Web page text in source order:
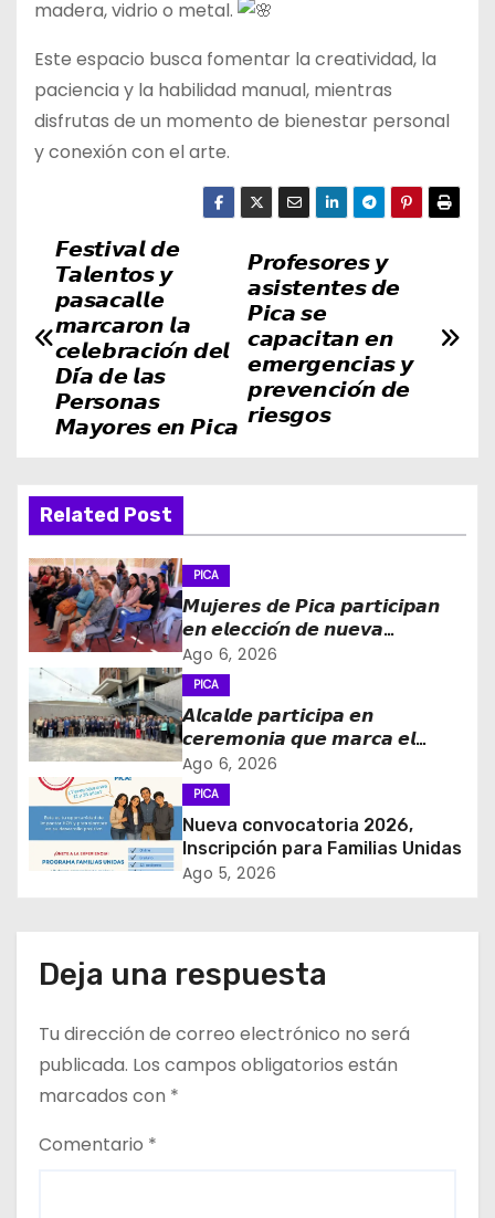
madera, vidrio o metal.
Este espacio busca fomentar la creatividad, la
paciencia y la habilidad manual, mientras
disfrutas de un momento de bienestar personal
y conexión con el arte.
N
v
a
c
i
ó
n
d
e
e
n
r
d
a
s
𝙋𝙧𝙤𝙛𝙚𝙨𝙤𝙧𝙚𝙨 𝙮
𝙖𝙨𝙞𝙨𝙩𝙚𝙣𝙩𝙚𝙨 𝙙𝙚
𝙋𝙞𝙘𝙖 𝙨𝙚
𝙘𝙖𝙥𝙖𝙘𝙞𝙩𝙖𝙣 𝙚𝙣
𝙚𝙢𝙚𝙧𝙜𝙚𝙣𝙘𝙞𝙖𝙨 𝙮
𝙥𝙧𝙚𝙫𝙚𝙣𝙘𝙞𝙤́𝙣 𝙙𝙚
𝙧𝙞𝙚𝙨𝙜𝙤𝙨
𝙁𝙚𝙨𝙩𝙞𝙫𝙖𝙡 𝙙𝙚
𝙏𝙖𝙡𝙚𝙣𝙩𝙤𝙨 𝙮
𝙥𝙖𝙨𝙖𝙘𝙖𝙡𝙡𝙚
𝙢𝙖𝙧𝙘𝙖𝙧𝙤𝙣 𝙡𝙖
𝙘𝙚𝙡𝙚𝙗𝙧𝙖𝙘𝙞𝙤́𝙣 𝙙𝙚𝙡
𝘿𝙞́𝙖 𝙙𝙚 𝙡𝙖𝙨
𝙋𝙚𝙧𝙨𝙤𝙣𝙖𝙨
𝙈𝙖𝙮𝙤𝙧𝙚𝙨 𝙚𝙣 𝙋𝙞𝙘𝙖
Related Post
PICA
𝙈𝙪𝙟𝙚𝙧𝙚𝙨 𝙙𝙚 𝙋𝙞𝙘𝙖 𝙥𝙖𝙧𝙩𝙞𝙘𝙞𝙥𝙖𝙣
𝙚𝙣 𝙚𝙡𝙚𝙘𝙘𝙞𝙤́𝙣 𝙙𝙚 𝙣𝙪𝙚𝙫𝙖
𝙙𝙞𝙧𝙚𝙘𝙩𝙞𝙫𝙖 𝙙𝙚 𝙡𝙖 𝙈𝙚𝙨𝙖 𝙙𝙚 𝙡𝙖
𝙈𝙪𝙟𝙚𝙧 𝙍𝙪𝙧𝙖𝙡 𝙚 𝙄𝙣𝙙𝙞́𝙜𝙚𝙣𝙖
Ago 6, 2026
PICA
𝘼𝙡𝙘𝙖𝙡𝙙𝙚 𝙥𝙖𝙧𝙩𝙞𝙘𝙞𝙥𝙖 𝙚𝙣
𝙘𝙚𝙧𝙚𝙢𝙤𝙣𝙞𝙖 𝙦𝙪𝙚 𝙢𝙖𝙧𝙘𝙖 𝙚𝙡
𝙞𝙣𝙜𝙧𝙚𝙨𝙤 𝙙𝙚 𝙚𝙜𝙧𝙚𝙨𝙖𝙙𝙤𝙨 𝙙𝙚𝙡
𝙇𝙞𝙘𝙚𝙤 𝘽𝙞𝙘𝙚𝙣𝙩𝙚𝙣𝙖𝙧𝙞𝙤 𝙋𝙖𝙙𝙧𝙚
𝘼𝙡𝙗𝙚𝙧𝙩𝙤 𝙃𝙪𝙧𝙩𝙖𝙙𝙤 𝙙𝙚 𝙋𝙞𝙘𝙖 𝙖 𝙡𝙖
𝙞𝙣𝙙𝙪𝙨𝙩𝙧𝙞𝙖 𝙢𝙞𝙣𝙚𝙧𝙖
Ago 6, 2026
PICA
Nueva convocatoria 2026,
Inscripción para Familias Unidas
Ago 5, 2026
Deja una respuesta
Tu dirección de correo electrónico no será
publicada. Los campos obligatorios están
marcados con *
Comentario *